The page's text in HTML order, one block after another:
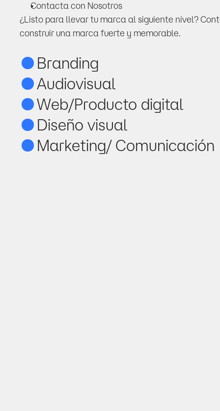
Contacta con Nosotros
¿Listo para llevar tu marca al siguiente nivel?
construir una marca fuerte y memorable.
Branding
Audiovisual
Web/Producto digital
Diseño visual
Marketing/ Comunicación